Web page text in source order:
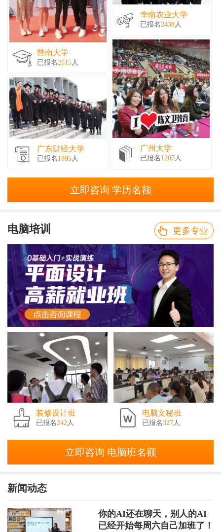
暨南大学
已报名2615人
广东财经大学
已报名 1895人
华南农业大学
已报名2438人
广州大学
已报名 1207人
立即咨询 学历名额
电脑培训 更多专业
装修设计班
已报名 242 人
电脑文秘班
已报名327 人
立即咨询 电脑班名额
新闻动态
你的AI还在聊天，别人的AI
已经开始每周六自己加班了！